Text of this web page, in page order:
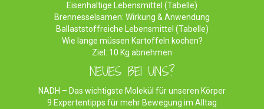
Eisenhaltige Lebensmittel (Tabelle)
Brennesselsamen: Wirkung & Anwendung
Ballaststoffreiche Lebensmittel (Tabelle)
Wie lange müssen Kartoffeln kochen?
Ziel: 10 Kg abnehmen
NEUES BEI UNS?
NADH – Das wichtigste Molekül für unseren Körper
9 Expertentipps für mehr Bewegung im Alltag